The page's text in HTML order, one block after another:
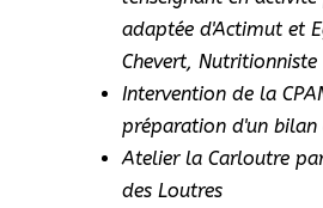
adaptée d'Actimut et
Chevert, Nutritionniste
Intervention de la
préparation d'un bilan
Atelier la Carloutre
des Loutres